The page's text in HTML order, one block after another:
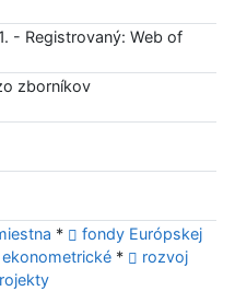
- Registrovaný: Web of
zborníkov
*
fondy Európskej
*
rozvoj